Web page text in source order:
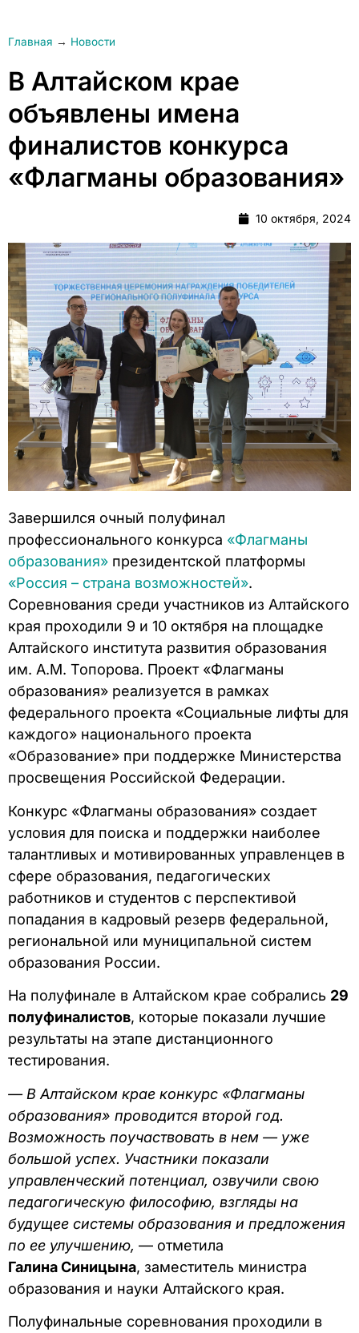
Главная → Новости
В Алтайском крае
объявлены имена
финалистов конкурса
«Флагманы образования»
10 октября, 2024
Завершился очный полуфинал
профессионального конкурса «Флагманы
образования» президентской платформы
«Россия – страна возможностей».
Соревнования среди участников из Алтайского
края проходили 9 и 10 октября на площадке
Алтайского института развития образования
им. А.М. Топорова. Проект «Флагманы
образования» реализуется в рамках
федерального проекта «Социальные лифты для
каждого» национального проекта
«Образование» при поддержке Министерства
просвещения Российской Федерации.
Конкурс «Флагманы образования» создает
условия для поиска и поддержки наиболее
талантливых и мотивированных управленцев в
сфере образования, педагогических
работников и студентов с перспективой
попадания в кадровый резерв федеральной,
региональной или муниципальной систем
образования России.
На полуфинале в Алтайском крае собрались 29
полуфиналистов, которые показали лучшие
результаты на этапе дистанционного
тестирования.
— В Алтайском крае конкурс «Флагманы
образования» проводится второй год.
Возможность поучаствовать в нем — уже
большой успех. Участники показали
управленческий потенциал, озвучили свою
педагогическую философию, взгляды на
будущее системы образования и предложения
по ее улучшению, — отметила
Галина Синицына, заместитель министра
образования и науки Алтайского края.
Полуфинальные соревнования проходили в